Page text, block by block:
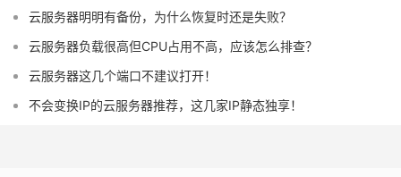
云服务器明明有备份，为什么恢复时还是失败？
云服务器负载很高但CPU占用不高，应该怎么排查？
云服务器这几个端口不建议打开！
不会变换IP的云服务器推荐，这几家IP静态独享！